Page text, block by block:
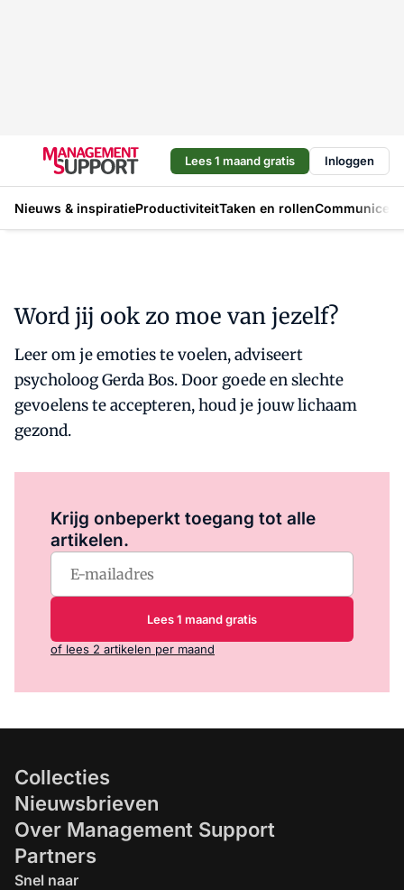
Lees 1 maand gratis Inloggen
Nieuws & inspiratieProductiviteitTaken en rollen
Word jij ook zo moe van jezelf?
Leer om je emoties te voelen, adviseert
psycholoog Gerda Bos. Door goede en slechte
gevoelens te accepteren, houd je jouw lichaam
gezond.
Krijg onbeperkt toegang tot alle
artikelen.
Lees 1 maand gratis
of lees 2 artikelen per maand
Collecties
Nieuwsbrieven
Over Management Support
Partners
Snel naar